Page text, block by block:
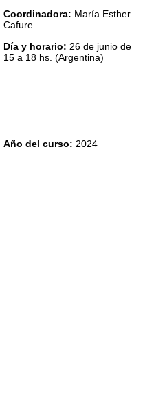
Coordinadora: María Esther
Cafure
Día y horario: 26 de junio de
15 a 18 hs. (Argentina)
Año del curso:2024